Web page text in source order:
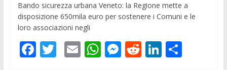
Bando sicurezza urbana Veneto: la Regione mette a
disposizione 650mila euro per sostenere i Comuni e le
loro associazioni negli
F T E W M R Li C